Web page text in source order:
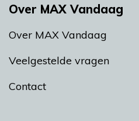
Over MAX Vandaag
Over MAX Vandaag
Veelgestelde vragen
Contact